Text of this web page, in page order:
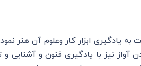
ابزار کار وعلوم آن هنر
نیز با یادگیری فنون و آشنایی و